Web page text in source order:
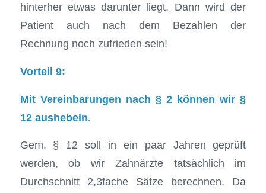
hinterher etwas darunter liegt. Dann wird der
Patient auch nach dem Bezahlen der
Rechnung noch zufrieden sein!
Vorteil 9:
Mit Vereinbarungen nach § 2 können wir §
12 aushebeln.
Gem. § 12 soll in ein paar Jahren geprüft
werden, ob wir Zahnärzte tatsächlich im
Durchschnitt 2,3fache Sätze berechnen. Da